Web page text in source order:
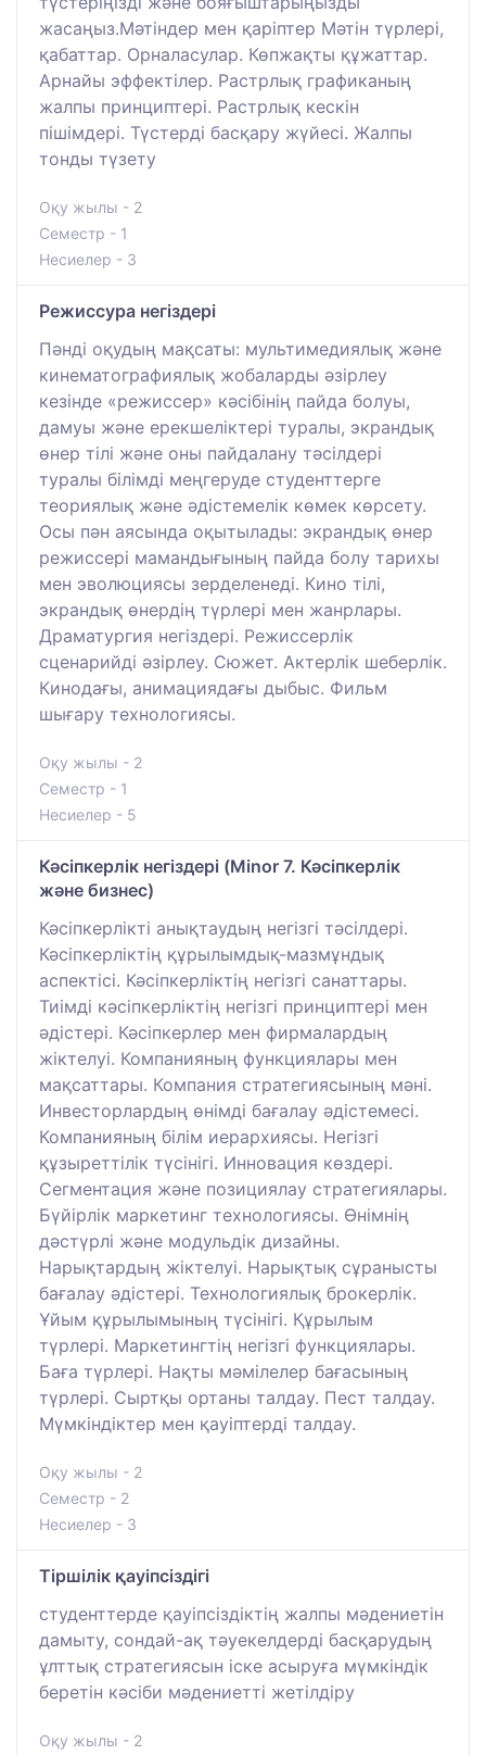
жасаңыз.Мәтіндер мен қаріптер Мәтін түрлері,
қабаттар. Орналасулар. Көпжақты құжаттар.
Арнайы эффектілер. Растрлық графиканың
жалпы принциптері. Растрлық кескін
пішімдері. Түстерді басқару жүйесі. Жалпы
тонды түзету
Оқу жылы - 2
Семестр - 1
Несиелер - 3
Режиссура негіздері
Пәнді оқудың мақсаты: мультимедиялық және
кинематографиялық жобаларды әзірлеу
кезінде «режиссер» кәсібінің пайда болуы,
дамуы және ерекшеліктері туралы, экрандық
өнер тілі және оны пайдалану тәсілдері
туралы білімді меңгеруде студенттерге
теориялық және әдістемелік көмек көрсету.
Осы пән аясында оқытылады: экрандық өнер
режиссері мамандығының пайда болу тарихы
мен эволюциясы зерделенеді. Кино тілі,
экрандық өнердің түрлері мен жанрлары.
Драматургия негіздері. Режиссерлік
сценарийді әзірлеу. Сюжет. Актерлік шеберлік.
Кинодағы, анимациядағы дыбыс. Фильм
шығару технологиясы.
Оқу жылы - 2
Семестр - 1
Несиелер - 5
Кәсіпкерлік негіздері (Minor 7. Кәсіпкерлік
және бизнес)
Кәсіпкерлікті анықтаудың негізгі тәсілдері.
Кәсіпкерліктің құрылымдық-мазмұндық
аспектісі. Кәсіпкерліктің негізгі санаттары.
Тиімді кәсіпкерліктің негізгі принциптері мен
әдістері. Кәсіпкерлер мен фирмалардың
жіктелуі. Компанияның функциялары мен
мақсаттары. Компания стратегиясының мәні.
Инвесторлардың өнімді бағалау әдістемесі.
Компанияның білім иерархиясы. Негізгі
құзыреттілік түсінігі. Инновация көздері.
Сегментация және позициялау стратегиялары.
Бүйірлік маркетинг технологиясы. Өнімнің
дәстүрлі және модульдік дизайны.
Нарықтардың жіктелуі. Нарықтық сұранысты
бағалау әдістері. Технологиялық брокерлік.
Ұйым құрылымының түсінігі. Құрылым
түрлері. Маркетингтің негізгі функциялары.
Баға түрлері. Нақты мәмілелер бағасының
түрлері. Сыртқы ортаны талдау. Пест талдау.
Мүмкіндіктер мен қауіптерді талдау.
Оқу жылы - 2
Семестр - 2
Несиелер - 3
Тіршілік қауіпсіздігі
студенттерде қауіпсіздіктің жалпы мәдениетін
дамыту, сондай-ақ тәуекелдерді басқарудың
ұлттық стратегиясын іске асыруға мүмкіндік
беретін кәсіби мәдениетті жетілдіру
Оқу жылы - 2